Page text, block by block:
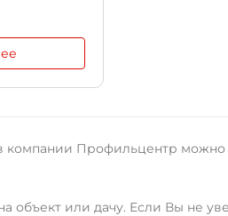
компании Профильцентр
объект или дачу. Если Вы не